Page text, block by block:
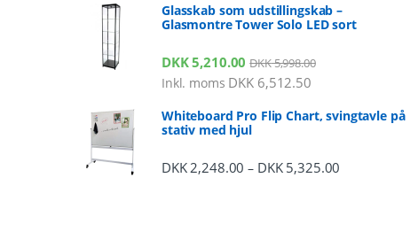
Glasskab som udstillingskab –
Glasmontre Tower Solo LED sort
DKK5,210.00 DKK5,998.00
Inkl. moms DKK 6,512.50
Whiteboard Pro Flip Chart, svingtavle på
stativ med hjul
DKK2,248.00 – DKK5,325.00 Prisinterval: